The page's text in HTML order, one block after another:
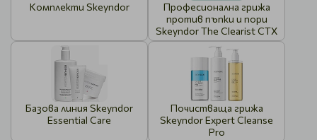
Комплекти Skeyndor
Професионална грижа
против пъпки и пори
Skeyndor The Clearist CTX
Базова линия Skeyndor
Essential Care
Почистваща грижа
Skeyndor Expert Cleanse
Pro